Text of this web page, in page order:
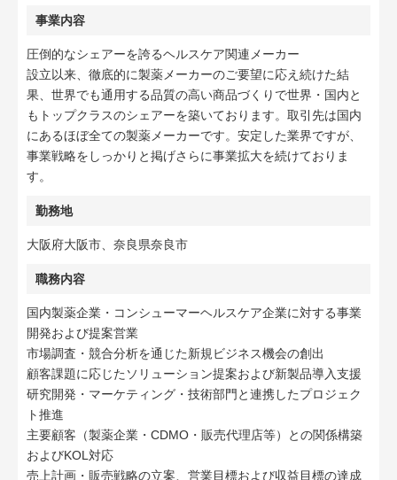
事業内容
圧倒的なシェアーを誇るヘルスケア関連メーカー
設立以来、徹底的に製薬メーカーのご要望に応え続けた結
果、世界でも通用する品質の高い商品づくりで世界・国内と
もトップクラスのシェアーを築いております。取引先は国内
にあるほぼ全ての製薬メーカーです。安定した業界ですが、
事業戦略をしっかりと掲げさらに事業拡大を続けておりま
す。
勤務地
大阪府大阪市、奈良県奈良市
職務内容
国内製薬企業・コンシューマーヘルスケア企業に対する事業
開発および提案営業
市場調査・競合分析を通じた新規ビジネス機会の創出
顧客課題に応じたソリューション提案および新製品導入支援
研究開発・マーケティング・技術部門と連携したプロジェク
ト推進
主要顧客（製薬企業・CDMO・販売代理店等）との関係構築
およびKOL対応
売上計画・販売戦略の立案、営業目標および収益目標の達成